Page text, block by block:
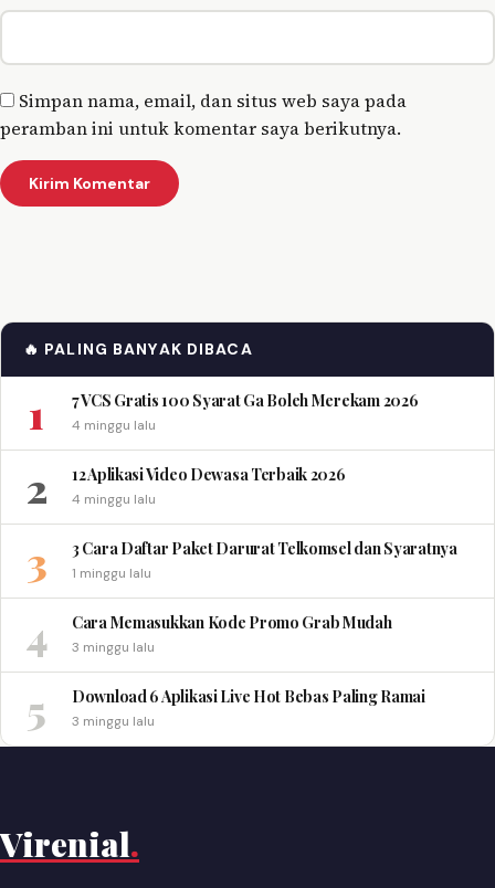
Simpan nama, email, dan situs web saya pada
peramban ini untuk komentar saya berikutnya.
🔥 PALING BANYAK DIBACA
1 7 VCS Gratis 100 Syarat Ga Boleh Merekam 2026
4 minggu lalu
2 12 Aplikasi Video Dewasa Terbaik 2026
4 minggu lalu
3 3 Cara Daftar Paket Darurat Telkomsel dan Syaratnya
1 minggu lalu
4 Cara Memasukkan Kode Promo Grab Mudah
3 minggu lalu
5 Download 6 Aplikasi Live Hot Bebas Paling Ramai
3 minggu lalu
Virenial.